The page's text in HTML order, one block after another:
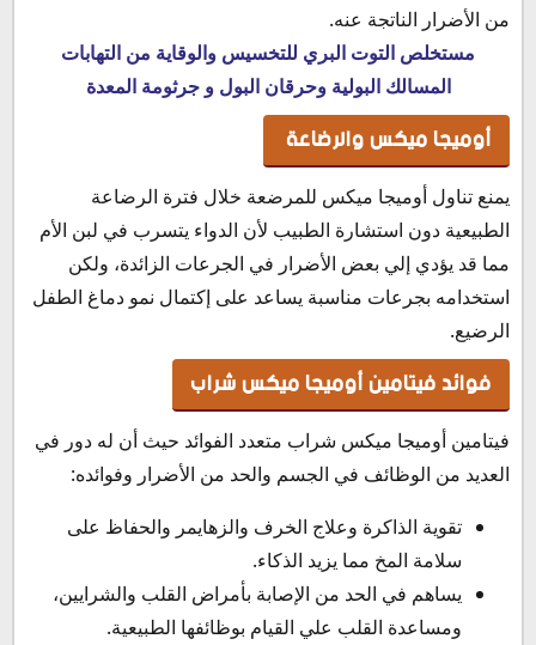
من الأضرار الناتجة عنه.
مستخلص التوت البري للتخسيس والوقاية من التهابات
المسالك البولية وحرقان البول و جرثومة المعدة
أوميجا ميكس والرضاعة
يمنع تناول أوميجا ميكس للمرضعة خلال فترة الرضاعة
الطبيعية دون استشارة الطبيب لأن الدواء يتسرب في لبن الأم
مما قد يؤدي إلي بعض الأضرار في الجرعات الزائدة، ولكن
استخدامه بجرعات مناسبة يساعد على إكتمال نمو دماغ الطفل
الرضيع.
فوائد فيتامين أوميجا ميكس شراب
فيتامين أوميجا ميكس شراب متعدد الفوائد حيث أن له دور في
العديد من الوظائف في الجسم والحد من الأضرار وفوائده:
تقوية الذاكرة وعلاج الخرف والزهايمر والحفاظ على
سلامة المخ مما يزيد الذكاء.
يساهم في الحد من الإصابة بأمراض القلب والشرايين،
ومساعدة القلب علي القيام بوظائفها الطبيعية.